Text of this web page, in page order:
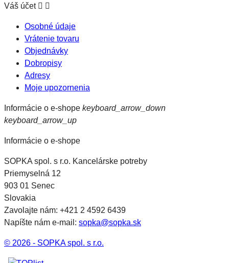
Váš účet  
Osobné údaje
Vrátenie tovaru
Objednávky
Dobropisy
Adresy
Moje upozornenia
Informácie o e-shope keyboard_arrow_down
keyboard_arrow_up
Informácie o e-shope
SOPKA spol. s r.o. Kancelárske potreby
Priemyselná 12
903 01 Senec
Slovakia
Zavolajte nám: +421 2 4592 6439
Napíšte nám e-mail: sopka@sopka.sk
© 2026 - SOPKA spol. s r.o.